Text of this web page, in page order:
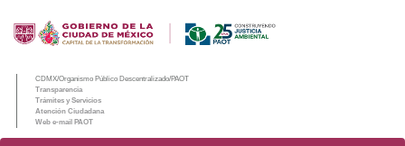
CDMX/Organismo Público Descentralizado/PAOT
Transparencia
Trámites y Servicios
Atención Ciudadana
Web e-mail PAOT